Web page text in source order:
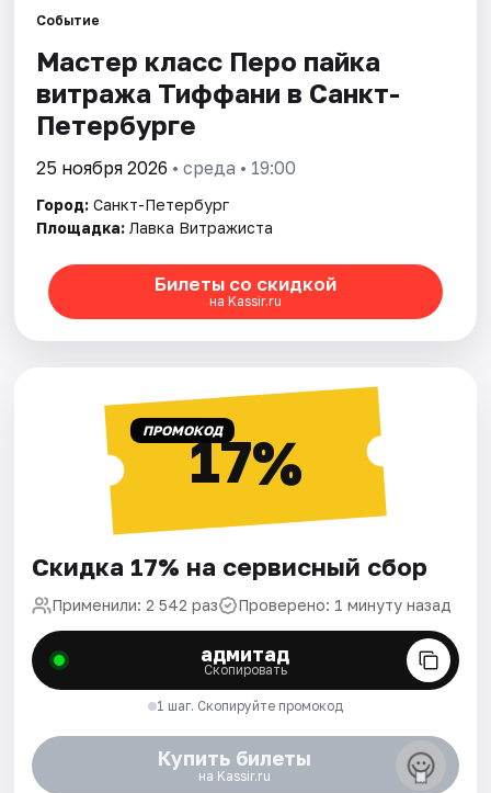
Города
Площадки
Артисты
Рейтинги
Событие
Мастер класс Перо пайка
витража Тиффани в Санкт-
Петербурге
25 ноября 2026 • среда • 19:00
Город: Санкт-Петербург
Площадка: Лавка Витражиста
Билеты со скидкой
на Kassir.ru
ПРОМОКОД17%
Скидка 17% на сервисный сбор
Применили: 2 542 раз Проверено: 1 минуту назад
адмитад
Скопировать
1 шаг. Скопируйте промокод
Купить билеты
на Kassir.ru